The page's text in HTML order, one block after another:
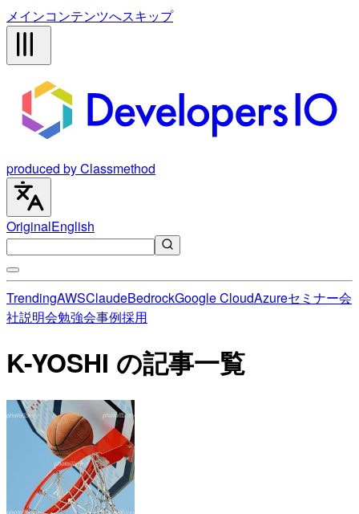
メインコンテンツへスキップ
produced by Classmethod
OriginalEnglish
TrendingAWSClaudeBedrockGoogle CloudAzureセミナー会
社説明会勉強会事例採用
K-YOSHI の記事一覧